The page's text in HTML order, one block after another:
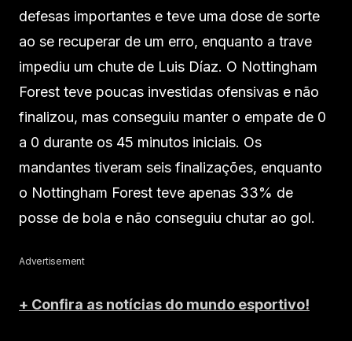
defesas importantes e teve uma dose de sorte
ao se recuperar de um erro, enquanto a trave
impediu um chute de Luis Díaz. O Nottingham
Forest teve poucas investidas ofensivas e não
finalizou, mas conseguiu manter o empate de 0
a 0 durante os 45 minutos iniciais. Os
mandantes tiveram seis finalizações, enquanto
o Nottingham Forest teve apenas 33% de
posse de bola e não conseguiu chutar ao gol.
Advertisement
+ Confira as notícias do mundo esportivo!